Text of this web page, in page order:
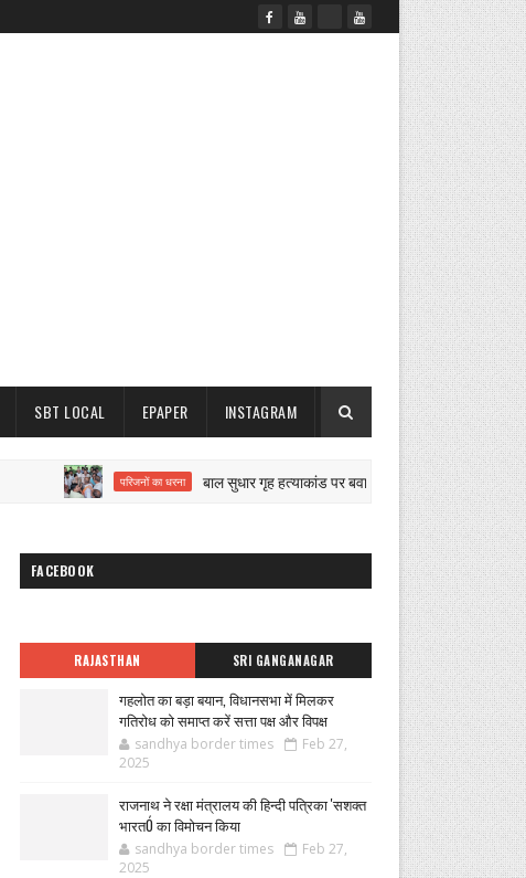
SBT LOCAL EPAPER INSTAGRAM
परिजनों का धरना बाल सुधार गृह हत्याकांड पर बवाल नगर परिषद कार्रवाई
FACEBOOK
RAJASTHAN SRI GANGANAGAR
गहलोत का बड़ा बयान, विधानसभा में मिलकर
गतिरोध को समाप्त करें सत्ता पक्ष और विपक्ष
sandhya border times
Feb 27,
2025
राजनाथ ने रक्षा मंत्रालय की हिन्दी पत्रिका 'सशक्त
भारतÓ का विमोचन किया
sandhya border times
Feb 27,
2025